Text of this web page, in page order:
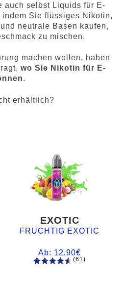
auch selbst Liquids für E-
Sie flüssiges Nikotin,
neutrale Basen kaufen,
zu mischen.
machen wollen, haben
wo Sie Nikotin für E-
.
erhältlich?
EXOTIC
FRUCHTIG EXOTIC
Ab: 12,90€
(61)